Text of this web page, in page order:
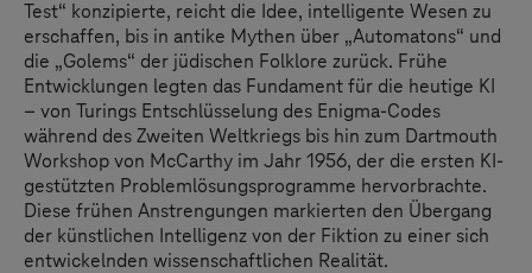
Test“ konzipierte, reicht die Idee, intelligente Wesen zu
erschaffen, bis in antike Mythen über „Automatons“ und
die „Golems“ der jüdischen Folklore zurück. Frühe
Entwicklungen legten das Fundament für die heutige KI
– von Turings Entschlüsselung des Enigma-Codes
während des Zweiten Weltkriegs bis hin zum Dartmouth
Workshop von McCarthy im Jahr 1956, der die ersten KI-
gestützten Problemlösungsprogramme hervorbrachte.
Diese frühen Anstrengungen markierten den Übergang
der künstlichen Intelligenz von der Fiktion zu einer sich
entwickelnden wissenschaftlichen Realität.